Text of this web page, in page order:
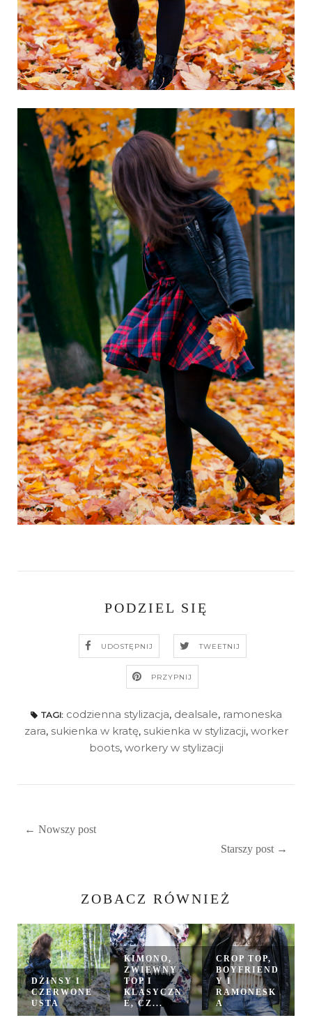
PODZIEL SIĘ
UDOSTĘPNIJ TWEETNIJ
PRZYPNIJ
TAGI: codzienna stylizacja, dealsale, ramoneska
zara, sukienka w kratę, sukienka w stylizacji, worker
boots, workery w stylizacji
← Nowszy post
Starszy post →
ZOBACZ RÓWNIEŻ
DŻINSY I
CZERWONE
USTA
KIMONO,
ZWIEWNY
TOP I
KLASYCZN
E, CZ...
CROP TOP,
BOYFRIEND
Y I
RAMONESK
A